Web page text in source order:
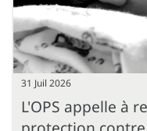
31 Juil 2026
L'OPS appelle à